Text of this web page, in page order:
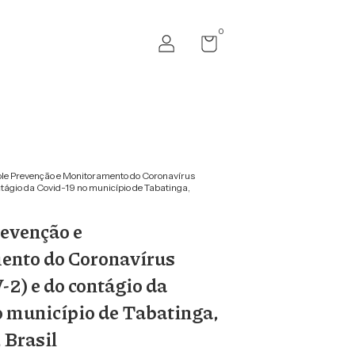
0
Prevenção e Monitoramento do Coronavírus
da Covid-19 no município de Tabatinga,
e
do Coronavírus
2) e do contágio da
município de Tabatinga,
Brasil